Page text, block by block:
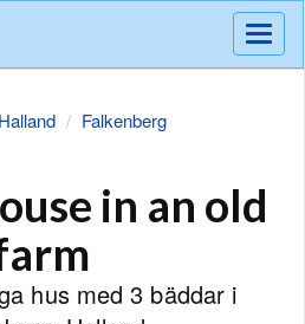
Meny
Halland
Falkenberg
in an old
hus med 3 bäddar i